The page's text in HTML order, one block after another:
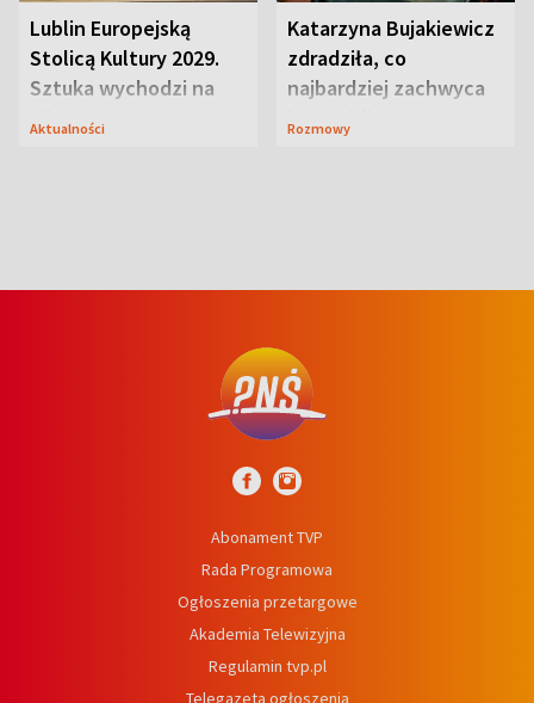
Lublin Europejską
Stolicą Kultury 2029.
Sztuka wychodzi na
ulice
Aktualności
Katarzyna Bujakiewicz
zdradziła, co
najbardziej zachwyca
ją w Lublinie
Rozmowy
Abonament TVP
Rada Programowa
Ogłoszenia przetargowe
Akademia Telewizyjna
Regulamin tvp.pl
Telegazeta ogłoszenia